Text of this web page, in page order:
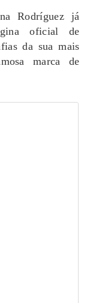
Rodríguez já
oficial de
da sua mais
marca de